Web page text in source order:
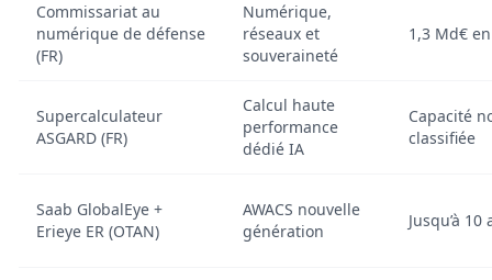
Commissariat au
numérique de défense
(FR)
Numérique,
réseaux et
souveraineté
1,3 Md€
Supercalculateur
ASGARD (FR)
Calcul haute
performance
dédié IA
Capacité
classifiée
Saab GlobalEye +
Erieye ER (OTAN)
AWACS nouvelle
génération
Jusqu’à